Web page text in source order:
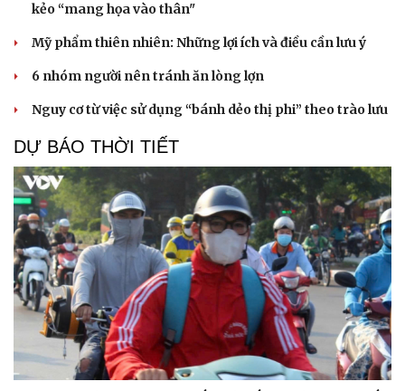
kẻo “mang họa vào thân"
Mỹ phẩm thiên nhiên: Những lợi ích và điều cần lưu ý
6 nhóm người nên tránh ăn lòng lợn
Nguy cơ từ việc sử dụng “bánh dẻo thị phi” theo trào lưu
DỰ BÁO THỜI TIẾT